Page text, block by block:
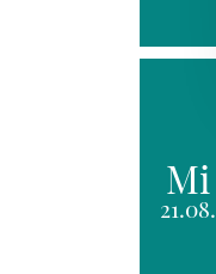
Mi
21.08.